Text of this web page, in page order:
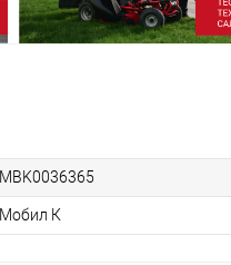
MBK0036365
Мобил К